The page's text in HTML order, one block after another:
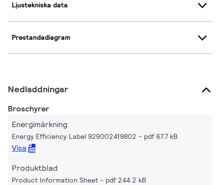
Ljustekniska data
Prestandadiagram
Nedladdningar
Broschyrer
Energimärkning
Energy Efficiency Label 929002419802 pdf 67.7 kB
Visa
Produktblad
Product Information Sheet pdf 244.2 kB